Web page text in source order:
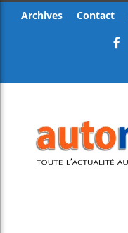
Archives Contact